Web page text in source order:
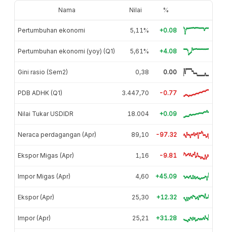
Nama Nilai %
Pertumbuhan ekonomi 5,11% +0.08
Pertumbuhan ekonomi (yoy) (Q1) 5,61% +4.08
Gini rasio (Sem2) 0,38 0.00
PDB ADHK (Q1) 3.447,70 -0.77
Nilai Tukar USDIDR 18.004 +0.09
Neraca perdagangan (Apr) 89,10 -97.32
Ekspor Migas (Apr) 1,16 -9.81
Impor Migas (Apr) 4,60 +45.09
Ekspor (Apr) 25,30 +12.32
Impor (Apr) 25,21 +31.28